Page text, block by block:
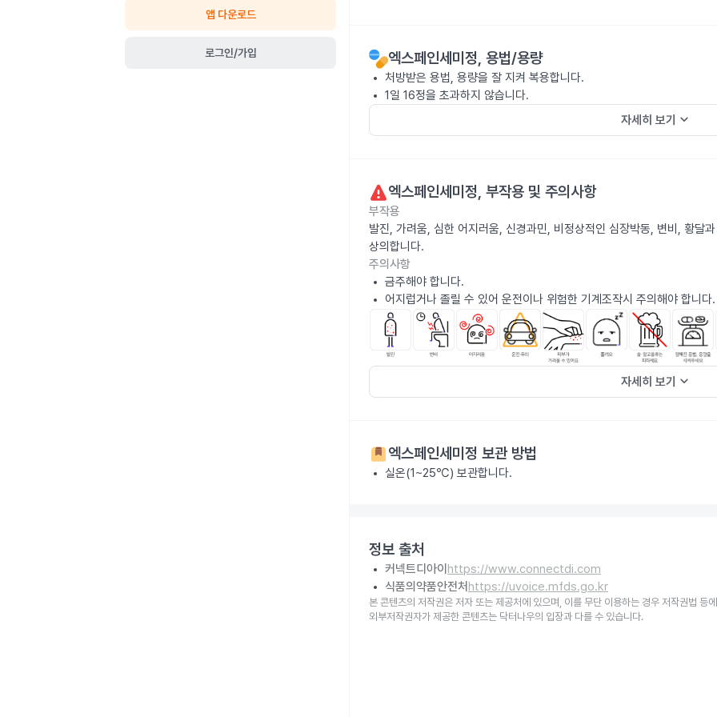
앱 다운로드
로그인/가입 엑스페인세미정, 용법/용량
처방받은 용법, 용량을 잘 지켜 복용합니다.
1일 16정을 초과하지 않습니다.
자세히 보기 keyboard_arrow_down
엑스페인세미정, 부작용 및 주의사항
부작용
발진, 가려움, 심한 어지러움, 신경과민, 비정상적인 심장박동, 변비, 황달
상의합니다.
주의사항
금주해야 합니다.
어지럽거나 졸릴 수 있어 운전이나 위험한 기계조작시 주의해야 합니다.
자세히 보기 keyboard_arrow_down
엑스페인세미정 보관 방법
실온(1~25℃) 보관합니다.
정보 출처
커넥트디아이 https://www.connectdi.com
식품의약품안전처 https://uvoice.mfds.go.kr
본 콘텐츠의 저작권은 저자 또는 제공처에 있으며, 이를 무단 이용하는 경우 저작권법 등
외부저작권자가 제공한 콘텐츠는 닥터나우의 입장과 다를 수 있습니다.